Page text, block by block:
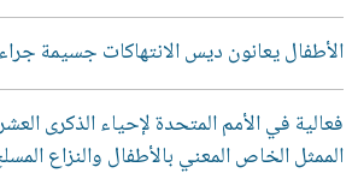
الأطفال يعانون ديس الانتهاكات جسيمة
فعالية في الأمم المتحدة لإحياء الذكرى
الممثل الخاص المعني بالأطفال والنزاع